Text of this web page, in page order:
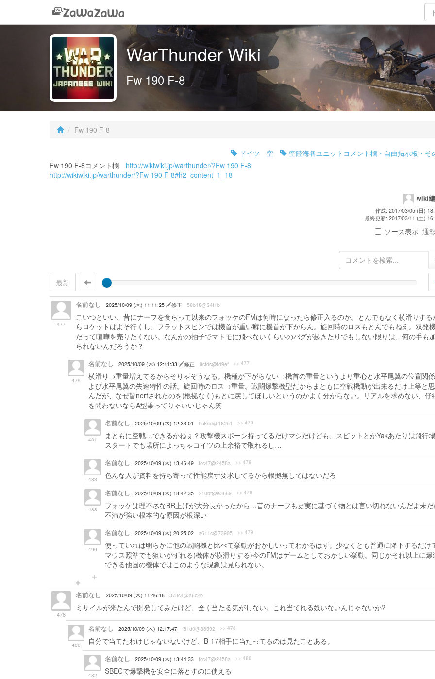
WarThunder Wiki
Fw 190 F-8
Fw 190 F-8
ドイツ 空
空陸海各ユニットコメント欄・自由掲示板・そ
Fw 190 F-8コメント欄 http://wikiwiki.jp/warthunder/?Fw 190 F-8
http://wikiwiki.jp/warthunder/?Fw 190 F-8#h2_content_1_18
wiki
作成: 2017/03/05 (日)
最終更新: 2017/03/11 (土)
ソース表示 通
最新
477
名前なし 2025/10/09 (木) 11:11:25 修正 58b18@34f1b
こいつといい、昔にナーフを食らって以来のフォッケのFMは何時になったら修正入るのか。とんでもなく横滑りする
らロケットはよそ行くし、フラットスピンでは機首が重い癖に機首が下がらん。旋回時のロスもとんでもねえ。双発
だって喧嘩を売りたくない。なんかの拍子でマトモに飛べないくらいのバグが起きたりでもしない限りは、何の手も
られないんだろうか？
479
名前なし 2025/10/09 (木) 12:11:33 修正 9cfdc@fd9ef >> 477
横滑り→重量増えてるからそりゃそうなる。機種が下がらない→機首の重量というより重心と水平尾翼の位置関
よび水平尾翼の失速特性の話。旋回時のロス→重量。戦闘爆撃機型だからまともに空戦機動が出来るだけ上等と
んだが、なぜ皆nerfされたのを(根拠なく)もとに戻してほしいというのかよく分からない。リアルを求めない、仔
を問わないならA型乗ってりゃいいじゃん笑
481
名前なし 2025/10/09 (木) 12:33:01 5c6dd@162b1 >> 479
まともに空戦…できるかねぇ？攻撃機スポーン持ってるだけマシだけども、スピットとかYakあたりは飛行場
スタートでも場所によっちゃコイツの上余裕で取れるし…
483
名前なし 2025/10/09 (木) 13:46:49 fcc47@2458a >> 479
色んな人が資料を持ち寄って性能戻す要求してるから根拠無しではないだろ
488
名前なし 2025/10/09 (木) 18:42:35 210bf@e3669 >> 479
フォッケは理不尽なBR上げが大分長かったから…昔のナーフも史実に基づく物とは言い切れないんだよ未
不満が強い根本的な原因が根深い
490
名前なし 2025/10/09 (木) 20:25:02 a611c@73905 >> 479
使っていれば明らかに他の戦闘機と比べて挙動がおかしいってわかるはず。少なくとも普通に降下するだけ
マウス照準でも狙いがずれる(機体が横滑りする)今のFMはゲームとしておかしい挙動。同じかそれ以上に爆
できる他国の機体ではこのような現象は見られない。
478
名前なし 2025/10/09 (木) 11:46:18 378c4@a6c2b
ミサイルが来たんで開発してみたけど、全く当たる気がしない。これ当てれる奴いないんじゃないか?
480
名前なし 2025/10/09 (木) 12:17:47 f81d0@38592 >> 478
自分で当てたわけじゃないないけど、B-17相手に当たってるのは見たことある。
482
名前なし 2025/10/09 (木) 13:44:33 fcc47@2458a >> 480
SBECで爆撃機を安全に落とすのに使える